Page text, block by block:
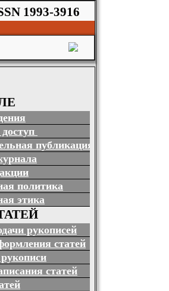
1993-3916
публикация
политика
этика
рукописей
статей
статей